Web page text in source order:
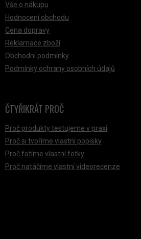
Vše o nákupu
Hodnocení obchodu
Cena dopravy
Reklamace zboží
Obchodní podmínky
Podmínky ochrany osobních údajů
ČTYŘIKRÁT PROČ
Proč produkty testujeme v praxi
Proč si tvoříme vlastní popisky
Proč fotíme vlastní fotky
Proč natáčíme vlastní videorecenze